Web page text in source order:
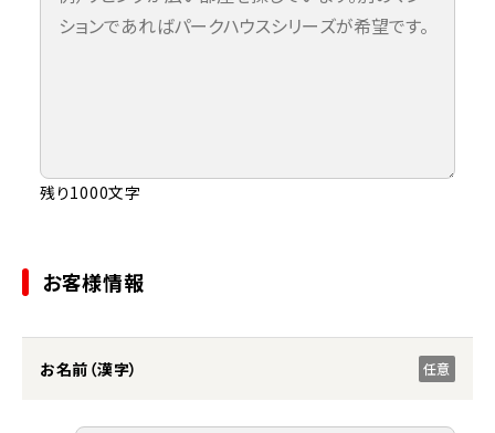
残り1000文字
お客様情報
お名前（漢字） 任意